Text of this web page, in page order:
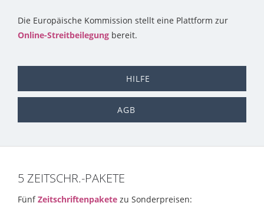
Die Europäische Kommission stellt eine Plattform zur
Online-Streitbeilegung bereit.
HILFE
AGB
5 ZEITSCHR.-PAKETE
FünfZeitschriftenpakete zu Sonderpreisen: